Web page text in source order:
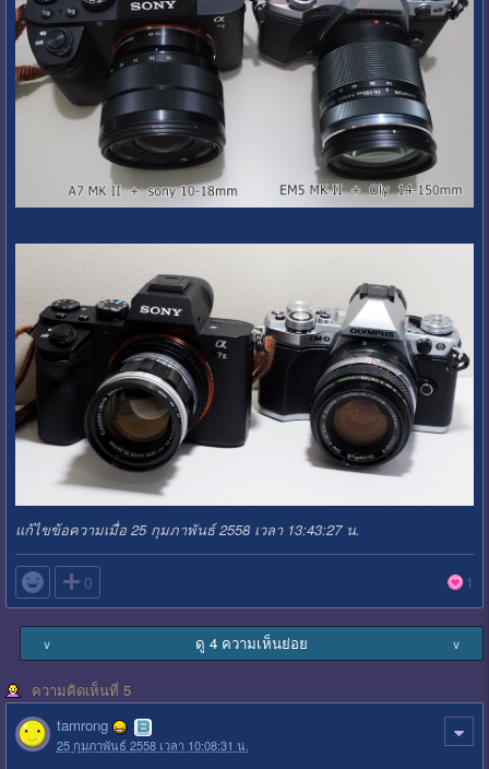
แก้ไขข้อความเมื่อ 25 กุมภาพันธ์ 2558 เวลา 13:43:27 น.
 0 1
∨ ดู 4 ความเห็นย่อย ∨
ความคิดเห็นที่ 5
tamrong
25 กุมภาพันธ์ 2558 เวลา 10:08:31 น.